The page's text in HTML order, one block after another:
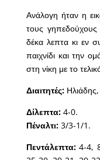
Ανάλογη ήταν η
τους
δέκα λεπτα κι εν
παιχνίδι και την
στη νίκη με το
Διαιτητές:
Δίλεπτα:4-0.
Πέναλτι:3/3-1/1.
Πεντάλεπτα:4-4,